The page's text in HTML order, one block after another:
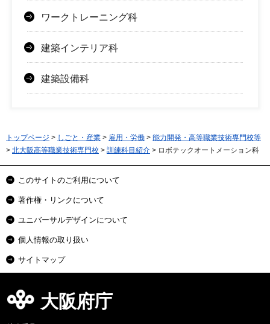
ワークトレーニング科
建築インテリア科
建築設備科
トップページ > しごと・産業 > 雇用・労働 > 能力開発・高等職業技術専門校等
> 北大阪高等職業技術専門校 > 訓練科目紹介 > ロボテックオートメーション科
このサイトのご利用について
著作権・リンクについて
ユニバーサルデザインについて
個人情報の取り扱い
サイトマップ
大阪府庁